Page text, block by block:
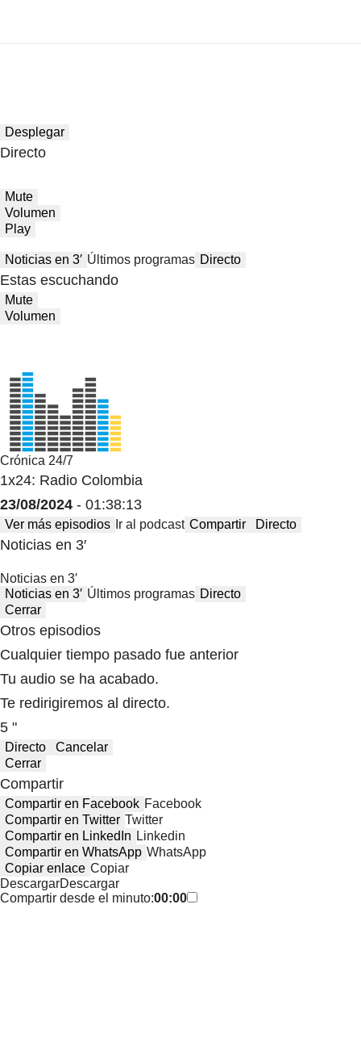
Desplegar
Directo
Mute
Volumen
Play
Noticias en 3′ Últimos programas Directo
Estas escuchando
Mute
Volumen
Crónica 24/7
1x24: Radio Colombia
23/08/2024 - 01:38:13
Ver más episodios Ir al podcast Compartir Directo
Noticias en 3′
Noticias en 3′
Noticias en 3′ Últimos programas Directo
Cerrar
Otros episodios
Cualquier tiempo pasado fue anterior
Tu audio se ha acabado.
Te redirigiremos al directo.
5 "
Directo
Cancelar
Cerrar
Compartir
Compartir en Facebook Facebook
Compartir en Twitter Twitter
Compartir en LinkedIn Linkedin
Compartir en WhatsApp WhatsApp
Copiar enlace Copiar
DescargarDescargar
Compartir desde el minuto:00:00